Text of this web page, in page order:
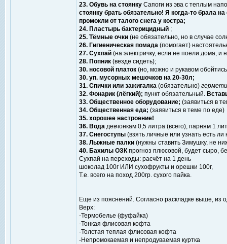
23. Обувь на стоянку Сапоги из эва с теплым
стоянку брать обязательно! Я когда-то брала
промокли от талого снега у костра;
24. Пластырь бактерицидный ;
25. Тёмные очки (не обязательно, но в случае
26. Гигиеническая помада (помогает)
27. Сухпай (на электричку, если не поели дома, и
28. Попник (везде сидеть);
30. носовой платок (но, можно и рукавом
30. уп. мусорных мешочков на 20-30л;
31. Спички или зажигалка (обязательно)
32. Фонарик (лёгкий); пункт обязательный.
33. Общественное оборудование; (заявиться в
34. Общественная еда; (заявиться в теме по еде)
35. хорошее настроение!
36. Вода девчонкам 0,5 литра (всего), парням 1
37. Снегоступы (взять личные или узнать есть
38. Лыжные палки (нужны ставить Зимушку, не
40. Бахилы ОЗКпрогноз плюсовой, будет сыро,
Сухпай на переходы: расчёт на 1 день
шоколад 100г ИЛИ сухофрукты и орешки 100г,
Т.е. всего на поход 200гр. сухого пайка.
Еще из пояснений. Согласно раскладке выше, из
Верх:
-Термобелье (фуфайка)
-Тонкая флисовая кофта
-Толстая теплая флисовая кофта
-Непромокаемая и непродуваемая куртка